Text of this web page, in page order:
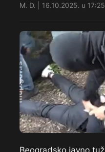
M. D. | 16.10.2025. u 17:25